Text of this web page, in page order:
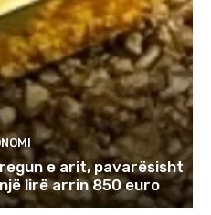
e arit, pavarësisht
lirë arrin 850 euro